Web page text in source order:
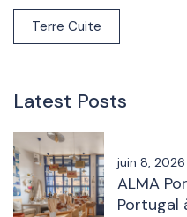
Terre Cuite
Latest Posts
juin 8, 2026
ALMA
Portugal